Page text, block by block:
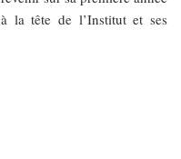
à la tête de l’Institut et ses